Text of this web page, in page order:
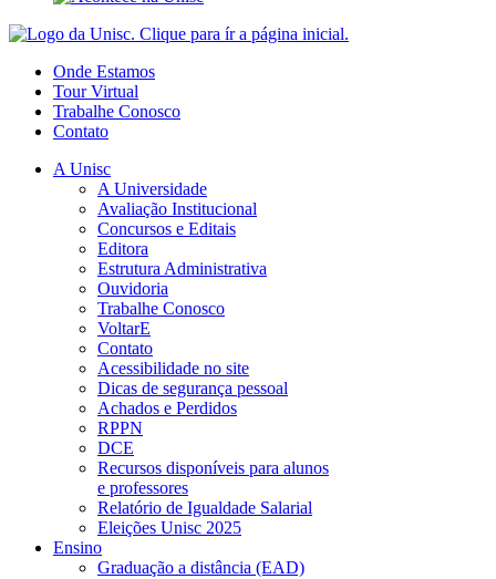
Onde Estamos
Tour Virtual
Trabalhe Conosco
Contato
A Unisc
A Universidade
Avaliação Institucional
Concursos e Editais
Editora
Estrutura Administrativa
Ouvidoria
Trabalhe Conosco
VoltarE
Contato
Acessibilidade no site
Dicas de segurança pessoal
Achados e Perdidos
RPPN
DCE
Recursos disponíveis para alunos
e professores
Relatório de Igualdade Salarial
Eleições Unisc 2025
Ensino
Graduação a distância (EAD)